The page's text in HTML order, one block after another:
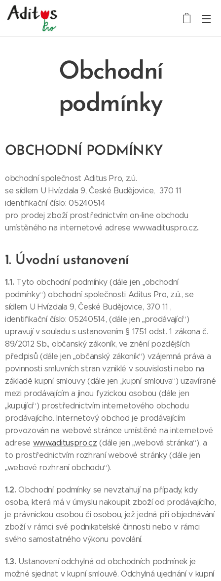
Obchodní
podmínky
OBCHODNÍ PODMÍNKY
obchodní společnost Aditus Pro, z.ú.
se sídlem U Hvízdala 9, České Budějovice, 370 11
identifikační číslo: 05240514
pro prodej zboží prostřednictvím on-line obchodu
umístěného na internetové adrese www.adituspro.cz.
1. Úvodní ustanovení
1.1. Tyto obchodní podmínky (dále jen „obchodní
podmínky“) obchodní společnosti Aditus Pro, z.ú., se
sídlem U Hvízdala 9, České Budějovice, 370 11 ,
identifikační číslo: 05240514, (dále jen „prodávající“)
upravují v souladu s ustanovením § 1751 odst. 1 zákona č.
89/2012 Sb., občanský zákoník, ve znění pozdějších
předpisů (dále jen „občanský zákoník“) vzájemná práva a
povinnosti smluvních stran vzniklé v souvislosti nebo na
základě kupní smlouvy (dále jen „kupní smlouva“) uzavírané
mezi prodávajícím a jinou fyzickou osobou (dále jen
„kupující“) prostřednictvím internetového obchodu
prodávajícího. Internetový obchod je prodávajícím
provozován na webové stránce umístěné na internetové
adrese www.adituspro.cz (dále jen „webová stránka“), a
to prostřednictvím rozhraní webové stránky (dále jen
„webové rozhraní obchodu“).
1.2. Obchodní podmínky se nevztahují na případy, kdy
osoba, která má v úmyslu nakoupit zboží od prodávajícího,
je právnickou osobou či osobou, jež jedná při objednávání
zboží v rámci své podnikatelské činnosti nebo v rámci
svého samostatného výkonu povolání.
1.3. Ustanovení odchylná od obchodních podmínek je
možné sjednat v kupní smlouvě. Odchylná ujednání v kupní